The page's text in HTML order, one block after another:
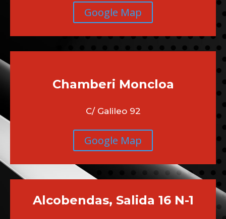
Google Map
Chamberi Moncloa
C/ Galileo 92
Google Map
Alcobendas, Salida 16 N-1